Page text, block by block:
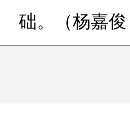
础。（杨嘉俊